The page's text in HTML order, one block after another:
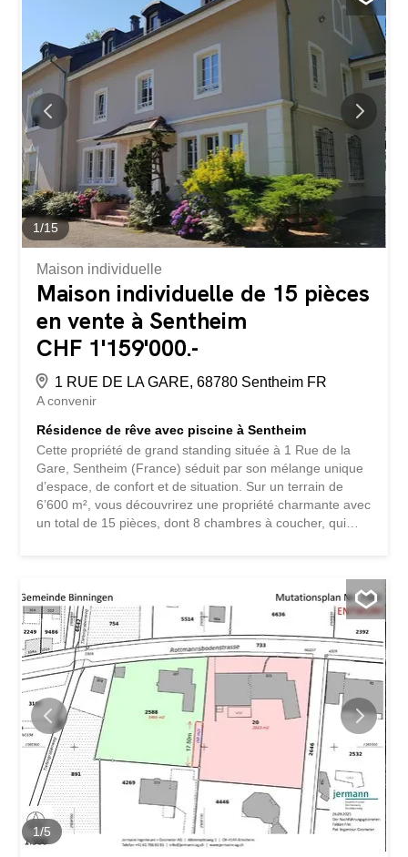
et chauffée avec lumière du jour et fenêtres et porte-
fenêtre une chambre ou un bureau avec sortie sur la
terrasse couverte un petit atelier, également baigné de
lumière naturelle Salle de bains avec douche et WC une
salle de bain avec baignoire et WC Reduit avec tour de
garde Cave dans l’appartement Au rez-de-chaussée se
trouvent: l’entrée avec vestiaire WC invités grand salon-
salle à manger avec cuisine ouverte et réduit grand
balcon orienté ouest Le quartier est idéal pour les
familles, avec de nombreuses écoles et aires de jeux...
1/15
Maison individuelle
Maison individuelle de 15 pièces
en vente à Sentheim
CHF 1'159'000.-
1 RUE DE LA GARE, 68780 Sentheim FR
A convenir
Résidence de rêve avec piscine à Sentheim
Cette propriété de grand standing située à 1 Rue de la
Gare, Sentheim (France) séduit par son mélange unique
d’espace, de confort et de situation. Sur un terrain de
6’600 m², vous découvrirez une propriété charmante avec
un total de 15 pièces, dont 8 chambres à coucher, qui
centenaires offre beaucoup d’intimité et de tranquillité. Le
grand bassin de natation invite à la détente pendant les
mois d’été. Le programme de loisirs est complété par
d’autres commodités telles qu’un sauna, une salle de
billard et de vastes espaces de vie, qui font de cette
maison un lieu de détente et de convivialité. Les intérieurs
sont aménagés avec style et allient des éléments
classiques et modernes. Des espaces de vie et de repas
lumineux, une cuisine moderne et des chambres
confortables...
1/5